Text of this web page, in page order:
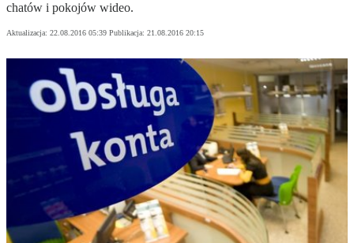
chatów i pokojów wideo.
Aktualizacja: 22.08.2016 05:39 Publikacja: 21.08.2016 20:15